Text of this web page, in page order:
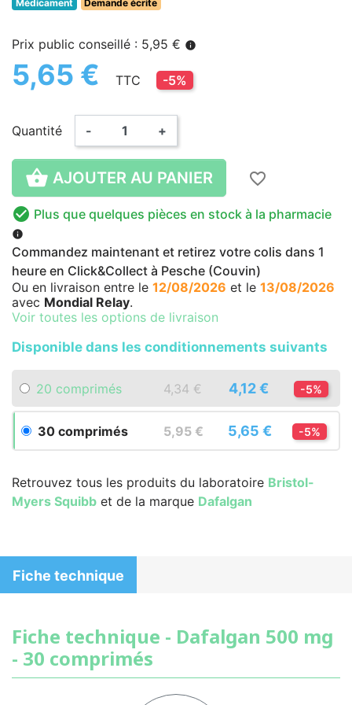
Médicament Demande écrite
Prix public conseillé : 5,95 € info
5,65 € TTC -5%
Quantité - +
 AJOUTER AU PANIER
favorite_border
 Plus que quelques pièces en stock à la pharmacie
info
Commandez maintenant et retirez votre colis dans 1
heure en Click&Collect à Pesche (Couvin)
Ou en livraison entre le 12/08/2026 et le 13/08/2026
avec Mondial Relay.
Voir toutes les options de livraison
Disponible dans les conditionnements suivants
20 comprimés 4,34 € 4,12 € -5%
30 comprimés 5,95 € 5,65 € -5%
Retrouvez tous les produits du laboratoire Bristol-
Myers Squibb et de la marque Dafalgan
Fiche technique
Fiche technique - Dafalgan 500 mg
- 30 comprimés